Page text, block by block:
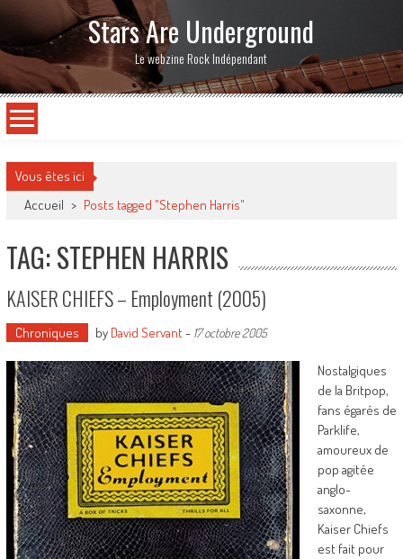
Stars Are Underground
Le webzine Rock Indépendant
Vous êtes ici
Accueil > Posts tagged "Stephen Harris"
TAG: STEPHEN HARRIS
KAISER CHIEFS – Employment (2005)
Chroniques by David Servant- 17 octobre 2005
Nostalgiques
de la Britpop,
fans égarés de
Parklife,
amoureux de
pop agitée
anglo-
saxonne,
Kaiser Chiefs
est fait pour